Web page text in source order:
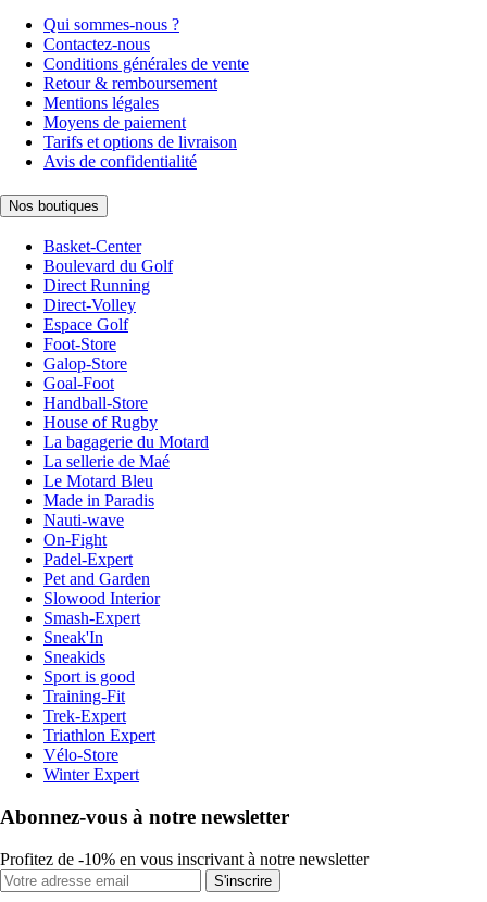
Qui sommes-nous ?
Contactez-nous
Conditions générales de vente
Retour & remboursement
Mentions légales
Moyens de paiement
Tarifs et options de livraison
Avis de confidentialité
Nos boutiques
Basket-Center
Boulevard du Golf
Direct Running
Direct-Volley
Espace Golf
Foot-Store
Galop-Store
Goal-Foot
Handball-Store
House of Rugby
La bagagerie du Motard
La sellerie de Maé
Le Motard Bleu
Made in Paradis
Nauti-wave
On-Fight
Padel-Expert
Pet and Garden
Slowood Interior
Smash-Expert
Sneak'In
Sneakids
Sport is good
Training-Fit
Trek-Expert
Triathlon Expert
Vélo-Store
Winter Expert
Abonnez-vous à notre newsletter
Profitez de -10% en vous inscrivant à notre newsletter
S'inscrire